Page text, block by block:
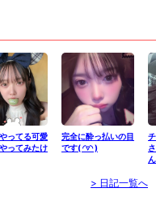
ってる可愛
ってみたけ
完全に酔っ払いの目
です( ◜▿◝ )
ん
> 日記一覧へ